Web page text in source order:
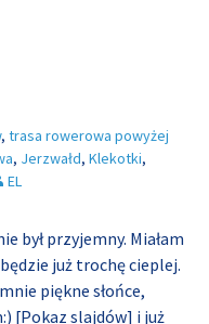
, trasa rowerowa powyżej
, Jerzwałd, Klekotki,
EL
był przyjemny. Miałam
już trochę cieplej.
piękne słońce,
[Pokaz slajdów] i już